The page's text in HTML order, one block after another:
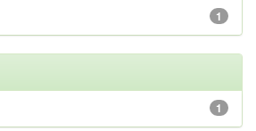
1
1